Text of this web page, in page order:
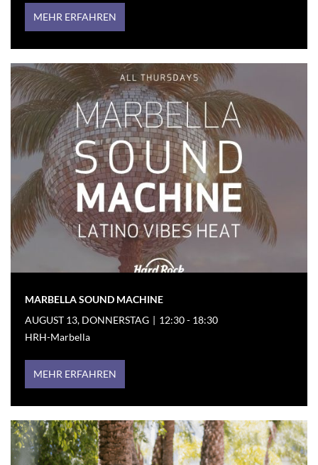
MEHR ERFAHREN
MARBELLA SOUND MACHINE
AUGUST 13, DONNERSTAG
12:30 - 18:30
HRH-Marbella
MEHR ERFAHREN